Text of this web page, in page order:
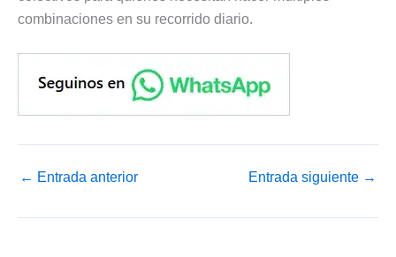
combinaciones en su recorrido diario.
← Entrada anterior Entrada siguiente →